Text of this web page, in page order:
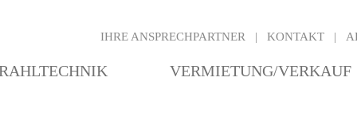
IHRE ANSPRECHPARTNER KONTAKT
VERMIETUNG/VERKAUF